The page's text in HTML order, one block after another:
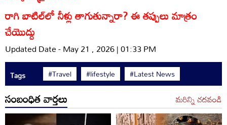
రాగి బాటిల్‌లో నీళ్లు తాగుతున్నారా? ఈ తప్పులు మాత్రం
చేయొద్దు
Updated Date - May 21 , 2026 | 01:33 PM
Tags #Travel #lifestyle #Latest News
సంబంధిత వార్తలు మరిన్ని చదవండి